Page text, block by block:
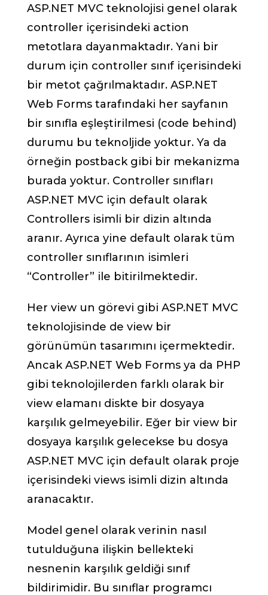
ASP.NET MVC teknolojisi genel olarak
controller içerisindeki action
metotlara dayanmaktadır. Yani bir
durum için controller sınıf içerisindeki
bir metot çağrılmaktadır. ASP.NET
Web Forms tarafındaki her sayfanın
bir sınıfla eşleştirilmesi (code behind)
durumu bu teknoljide yoktur. Ya da
örneğin postback gibi bir mekanizma
burada yoktur. Controller sınıfları
ASP.NET MVC için default olarak
Controllers isimli bir dizin altında
aranır. Ayrıca yine default olarak tüm
controller sınıflarının isimleri
“Controller” ile bitirilmektedir.
Her view un görevi gibi ASP.NET MVC
teknolojisinde de view bir
görünümün tasarımını içermektedir.
Ancak ASP.NET Web Forms ya da PHP
gibi teknolojilerden farklı olarak bir
view elamanı diskte bir dosyaya
karşılık gelmeyebilir. Eğer bir view bir
dosyaya karşılık gelecekse bu dosya
ASP.NET MVC için default olarak proje
içerisindeki views isimli dizin altında
aranacaktır.
Model genel olarak verinin nasıl
tutulduğuna ilişkin bellekteki
nesnenin karşılık geldiği sınıf
bildirimidir. Bu sınıflar programcı